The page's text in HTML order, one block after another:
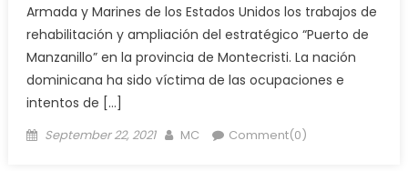
Armada y Marines de los Estados Unidos los trabajos de
rehabilitación y ampliación del estratégico “Puerto de
Manzanillo” en la provincia de Montecristi. La nación
dominicana ha sido víctima de las ocupaciones e
intentos de […]
Posted
September 22, 2021 Author
MC Comment(0)